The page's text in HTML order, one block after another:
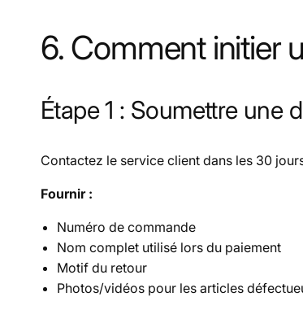
6. Comment initier
Étape 1 : Soumettre une
Contactez le service client dans les 30
Fournir :
Numéro de commande
Nom complet utilisé lors du paiement
Motif du retour
Photos/vidéos pour les articles